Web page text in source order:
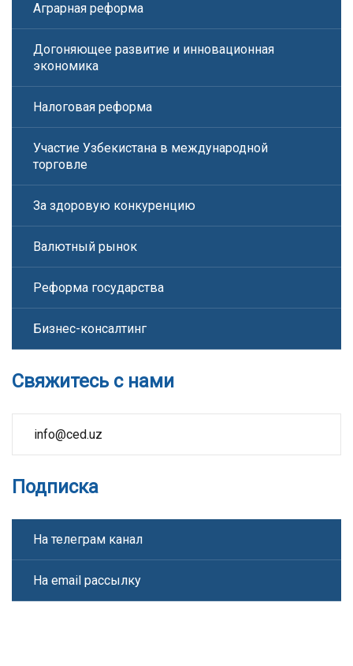
Аграрная реформа
Догоняющее развитие и инновационная
экономика
Налоговая реформа
Участие Узбекистана в международной
торговле
За здоровую конкуренцию
Валютный рынок
Реформа государства
Бизнес-консалтинг
Свяжитесь с нами
info@ced.uz
Подписка
На телеграм канал
На email рассылку